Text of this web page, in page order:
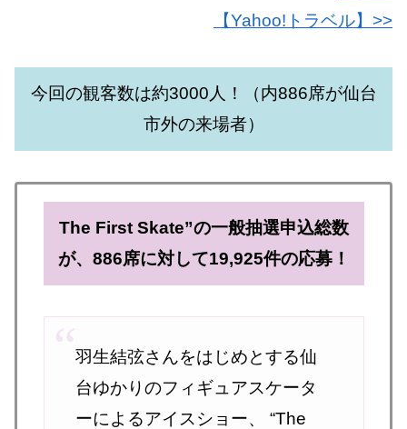
【Yahoo!トラベル】>>
今回の観客数は約3000人！（内886席が仙台
市外の来場者）
The First Skate”の一般抽選申込総数
が、886席に対して19,925件の応募！
羽生結弦さんをはじめとする仙
台ゆかりのフィギュアスケータ
ーによるアイスショー、 “The